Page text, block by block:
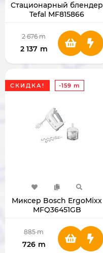
Стационарный блендер
Tefal MF815866
2 676 m
2 137 m
СКИДКА! -159 m
Миксер Bosch ErgoMixx
MFQ36451GB
885 m
726 m